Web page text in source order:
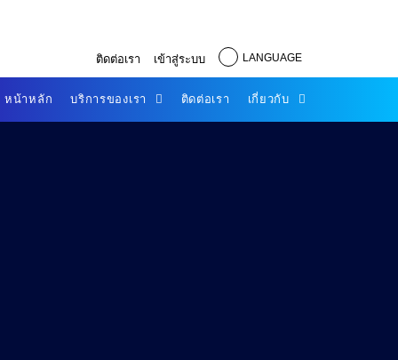
ติดต่อเรา เข้าสู่ระบบ LANGUAGE
หน้าหลัก บริการของเรา ติดต่อเรา เกี่ยวกับ